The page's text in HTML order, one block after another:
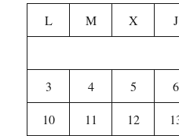
L M X J
3
4 5 6
10
11 12